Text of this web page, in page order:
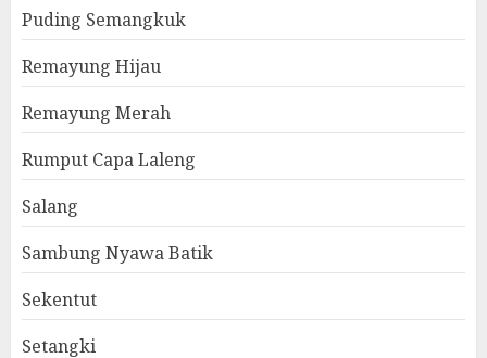
Puding Semangkuk
Remayung Hijau
Remayung Merah
Rumput Capa Laleng
Salang
Sambung Nyawa Batik
Sekentut
Setangki